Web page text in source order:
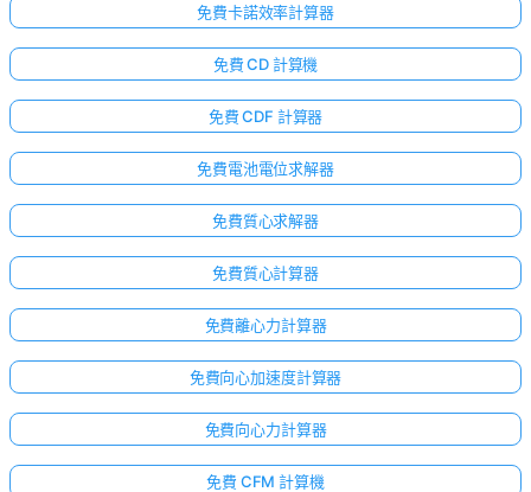
免費卡諾效率計算器
免費 CD 計算機
免費 CDF 計算器
免費電池電位求解器
免費質心求解器
免費質心計算器
免費離心力計算器
免費向心加速度計算器
免費向心力計算器
免費 CFM 計算機